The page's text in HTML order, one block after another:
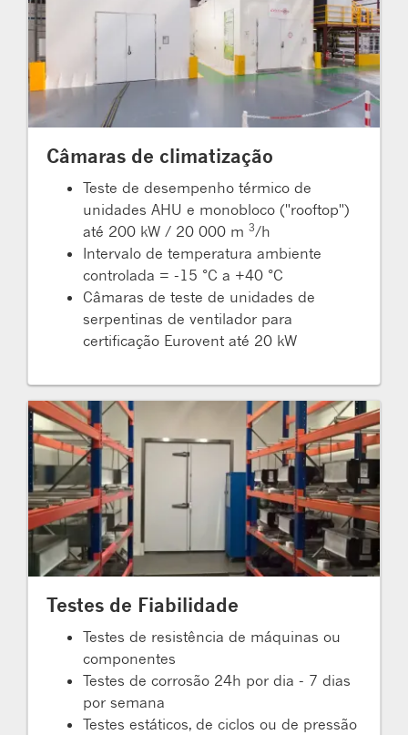
Câmaras de climatização
Teste de desempenho térmico de
unidades AHU e monobloco ("rooftop")
até 200 kW / 20 000 m 3/h
Intervalo de temperatura ambiente
controlada = -15 °C a +40 °C
Câmaras de teste de unidades de
serpentinas de ventilador para
certificação Eurovent até 20 kW
Testes de Fiabilidade
Testes de resistência de máquinas ou
componentes
Testes de corrosão 24h por dia - 7 dias
por semana
Testes estáticos, de ciclos ou de pressão